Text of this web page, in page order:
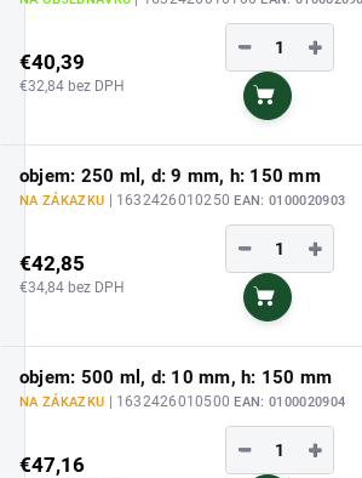
€40,39
€32,84 bez DPH
+
−
Do
objem: 250 ml, d: 9 mm, h: 150 mm
NA ZÁKAZKU | 1632426010250EAN: 0100020903
€42,85
€34,84 bez DPH
+
−
Do
objem: 500 ml, d: 10 mm, h: 150 mm
NA ZÁKAZKU | 1632426010500EAN: 0100020904
€47,16 +
−